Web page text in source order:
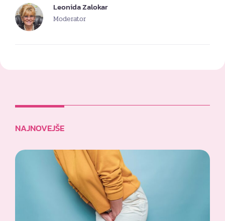
Leonida Zalokar
Moderator
NAJNOVEJŠE